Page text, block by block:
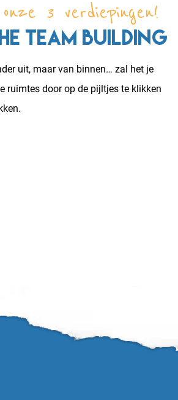
3 verdiepingen!
Team Building
uit, maar van binnen… zal het je
ruimtes door op de pijltjes te klikken